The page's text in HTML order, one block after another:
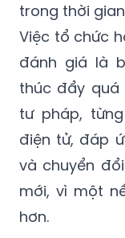
trong thời
Việc tổ chức
đánh giá là
thúc đẩy quá
tư pháp,
điện tử, đáp
và chuyển
mới, vì một
hơn.